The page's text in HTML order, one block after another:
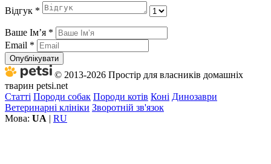
Відгук *
Ваше Імʼя *
Email *
Опублікувати
© 2013-2026 Простір для власників домашніх
тварин petsi.net
Статті Породи собак Породи котів Коні Динозаври
Ветеринарні клініки Зворотній зв'язок
Мова: UA | RU